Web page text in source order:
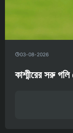
03-08-2026
কাশ্মীরের সরু